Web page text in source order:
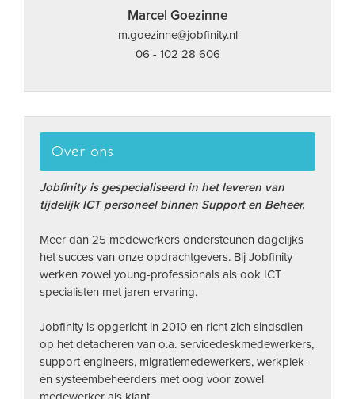
Marcel Goezinne
m.goezinne@jobfinity.nl
06 - 102 28 606
Over ons
Jobfinity is gespecialiseerd in het leveren van
tijdelijk ICT personeel binnen Support en Beheer.
Meer dan 25 medewerkers ondersteunen dagelijks
het succes van onze opdrachtgevers. Bij Jobfinity
werken zowel young-professionals als ook ICT
specialisten met jaren ervaring.
Jobfinity is opgericht in 2010 en richt zich sindsdien
op het detacheren van o.a. servicedeskmedewerkers,
support engineers, migratiemedewerkers, werkplek-
en systeembeheerders met oog voor zowel